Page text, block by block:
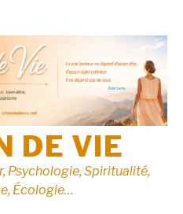
DE VIE
Psychologie, Spiritualité,
Écologie…